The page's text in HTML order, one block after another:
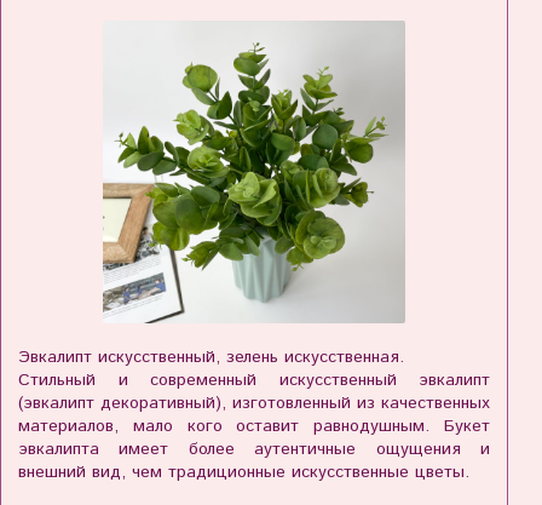
Эвкалипт искусственный, зелень искусственная.
Стильный и современный искусственный эвкалипт
(эвкалипт декоративный), изготовленный из качественных
материалов, мало кого оставит равнодушным. Букет
эвкалипта имеет более аутентичные ощущения и
внешний вид, чем традиционные искусственные цветы.